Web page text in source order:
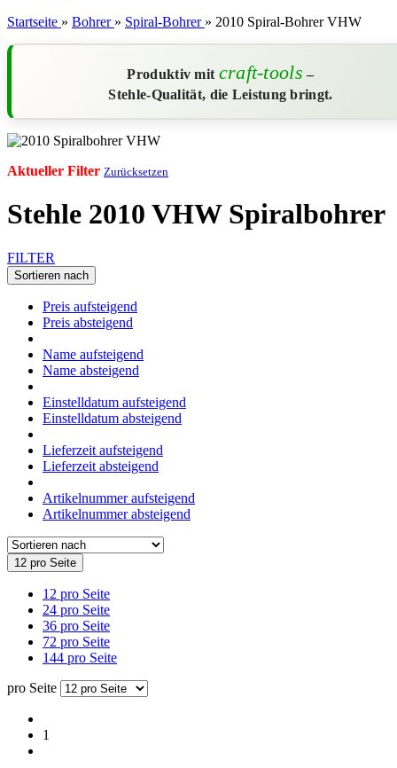
Startseite » Bohrer » Spiral-Bohrer » 2010 Spiral-Bohrer VHW
Produktiv mit craft-tools –
Stehle-Qualität, die Leistung bringt.
Aktueller Filter Zurücksetzen
Stehle 2010 VHW Spiralbohrer
FILTER
Sortieren nach
Preis aufsteigend
Preis absteigend
Name aufsteigend
Name absteigend
Einstelldatum aufsteigend
Einstelldatum absteigend
Lieferzeit aufsteigend
Lieferzeit absteigend
Artikelnummer aufsteigend
Artikelnummer absteigend
12 pro Seite
12 pro Seite
24 pro Seite
36 pro Seite
72 pro Seite
144 pro Seite
pro Seite
1